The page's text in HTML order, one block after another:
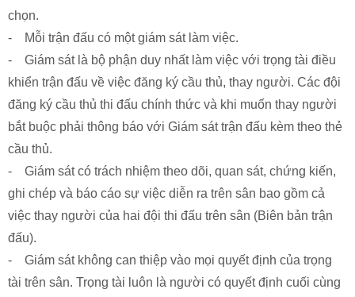
chọn.
- Mỗi trận đấu có một giám sát làm việc.
- Giám sát là bộ phận duy nhất làm việc với trọng tài điều
khiển trận đấu về việc đăng ký cầu thủ, thay người. Các đội
đăng ký cầu thủ thi đấu chính thức và khi muốn thay người
bắt buộc phải thông báo với Giám sát trận đấu kèm theo thẻ
cầu thủ.
- Giám sát có trách nhiệm theo dõi, quan sát, chứng kiến,
ghi chép và báo cáo sự việc diễn ra trên sân bao gồm cả
việc thay người của hai đội thi đấu trên sân (Biên bản trận
đấu).
- Giám sát không can thiệp vào mọi quyết định của trọng
tài trên sân. Trọng tài luôn là người có quyết định cuối cùng